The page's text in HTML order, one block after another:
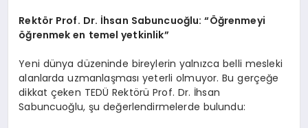
Rektör Prof. Dr. İhsan Sabuncuoğlu: “Öğrenmeyi
öğrenmek en temel yetkinlik”
Yeni dünya düzeninde bireylerin yalnızca belli mesleki
alanlarda uzmanlaşması yeterli olmuyor. Bu gerçeğe
dikkat çeken TEDÜ Rektörü Prof. Dr. İhsan
Sabuncuoğlu, şu değerlendirmelerde bulundu: